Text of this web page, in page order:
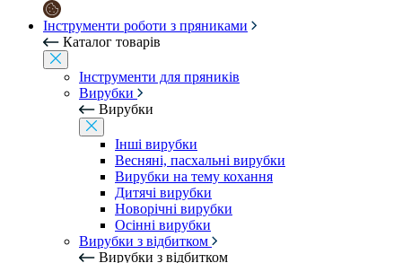
Інструменти роботи з пряниками
Каталог товарів
Інструменти для пряників
Вирубки
Вирубки
Інші вирубки
Весняні, пасхальні вирубки
Вирубки на тему кохання
Дитячі вирубки
Новорічні вирубки
Осінні вирубки
Вирубки з відбитком
Вирубки з відбитком